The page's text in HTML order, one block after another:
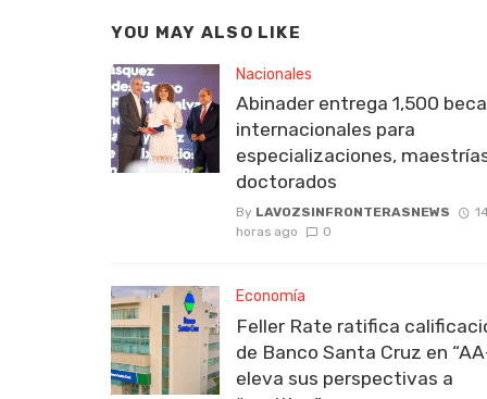
YOU MAY ALSO LIKE
Nacionales
Abinader entrega 1,500
internacionales para
especializaciones,
doctorados
By LAVOZSINFRONTERASNEWS
horas ago
0
Economía
Feller Rate ratifica
de Banco Santa Cruz en
eleva sus perspectivas a